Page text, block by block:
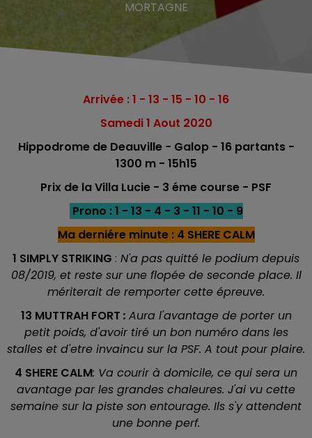
MORTAGNE
Arrivée : 1 - 13 - 15 - 10 - 16
Samedi 1 Aout 2020
Hippodrome de Deauville - Galop - 16 partants -
1300 m - 15h15
Prix de la Villa Lucie - 3 éme course - PSF
Prono : 1 - 13 - 4 - 3 - 11 - 10 - 9
Ma derniére minute : 4 SHERE CALM
1 SIMPLY STRIKING : N'a pas quitté le podium depuis
08/2019, et reste sur une flopée de seconde place. Il
mériterait de remporter cette épreuve.
13 MUTTRAH FORT : Aura l'avantage de porter un
petit poids, d'avoir tiré un bon numéro dans les
stalles et d'etre invaincu sur la PSF. A tout pour plaire.
4 SHERE CALM: Va courir à domicile, ce qui sera un
avantage par les grandes chaleures. J'ai vu cette
semaine sur la piste son entourage. Ils s'y attendent
une bonne perf.